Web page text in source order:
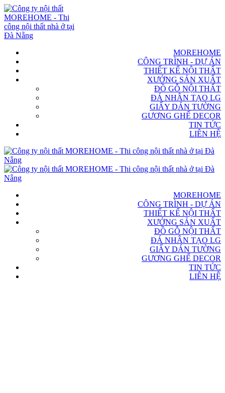
MOREHOME
CÔNG TRÌNH - DỰ ÁN
THIẾT KẾ NỘI THẤT
XƯỞNG SẢN XUẤT
ĐỒ GỖ NỘI THẤT
ĐÁ NHÂN TẠO LG
GIẤY DÁN TƯỜNG
GƯƠNG GHẾ DECOR
TIN TỨC
LIÊN HỆ
MOREHOME
CÔNG TRÌNH - DỰ ÁN
THIẾT KẾ NỘI THẤT
XƯỞNG SẢN XUẤT
ĐỒ GỖ NỘI THẤT
ĐÁ NHÂN TẠO LG
GIẤY DÁN TƯỜNG
GƯƠNG GHẾ DECOR
TIN TỨC
LIÊN HỆ